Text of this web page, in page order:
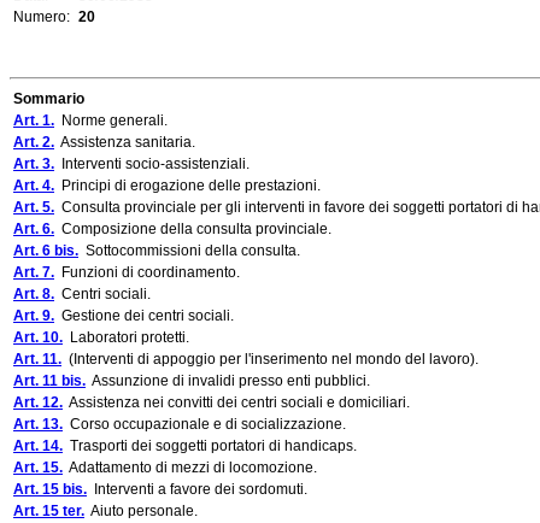
Numero: 20
Sommario
Art. 1. Norme generali.
Art. 2. Assistenza sanitaria.
Art. 3. Interventi socio-assistenziali.
Art. 4. Principi di erogazione delle prestazioni.
Art. 5. Consulta provinciale per gli interventi in favore dei soggetti portatori di
Art. 6. Composizione della consulta provinciale.
Art. 6 bis. Sottocommissioni della consulta.
Art. 7. Funzioni di coordinamento.
Art. 8. Centri sociali.
Art. 9. Gestione dei centri sociali.
Art. 10. Laboratori protetti.
Art. 11. (Interventi di appoggio per l'inserimento nel mondo del lavoro).
Art. 11 bis. Assunzione di invalidi presso enti pubblici.
Art. 12. Assistenza nei convitti dei centri sociali e domiciliari.
Art. 13. Corso occupazionale e di socializzazione.
Art. 14. Trasporti dei soggetti portatori di handicaps.
Art. 15. Adattamento di mezzi di locomozione.
Art. 15 bis. Interventi a favore dei sordomuti.
Art. 15 ter. Aiuto personale.